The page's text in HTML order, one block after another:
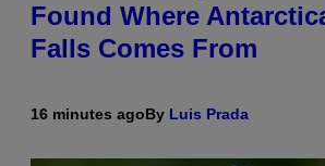
Found Where
Falls Comes From
16 minutes agoBy Luis Prada